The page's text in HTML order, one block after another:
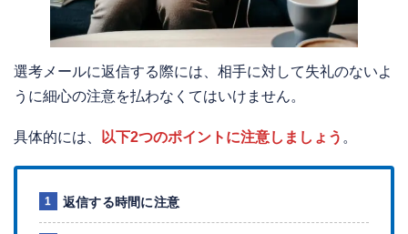
選考メールに返信する際には、相手に対して失礼のないよ
うに細心の注意を払わなくてはいけません。
具体的には、 以下2つのポイントに注意しましょう 。
返信する時間に注意